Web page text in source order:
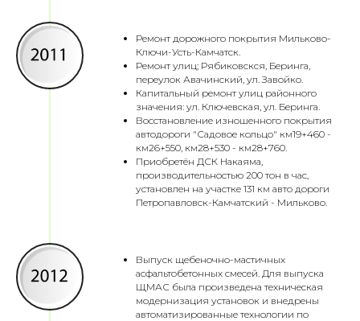
Ремонт дорожного покрытия Мильково-
Ключи-Усть-Камчатск.
Ремонт улиц; Рябиковскся, Беринга,
переулок Авачинский, ул. Завойко.
Капитальный ремонт улиц районного
значения: ул. Ключевская, ул. Беринга.
Восстановление изношенного покрытия
автодороги "Садовое кольцо" км19+460 -
км26+550, км28+530 - км28+760.
Приобретён ДСК Накаяма,
производительностью 200 тон в час,
установлен на участке 131 км авто дороги
Петропавловск-Камчатский - Мильково.
Выпуск щебеночно-мастичных
асфальтобетонных смесей. Для выпуска
ЩМАС была произведена техническая
модернизация установок и внедрены
автоматизированные технологии по